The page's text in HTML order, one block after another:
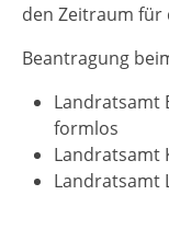
den Zeitraum für
Beantragung
Landratsamt
formlos
Landratsamt
Landratsamt